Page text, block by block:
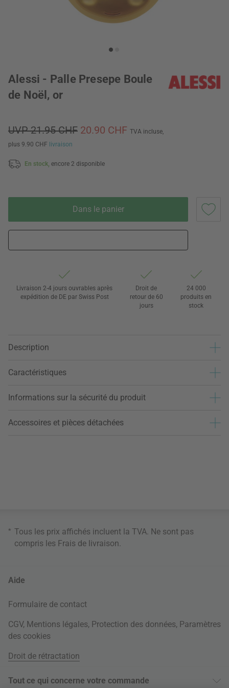
Alessi - Palle Presepe Boule
de Noël, or
UVP 21.95 CHF 20.90 CHF TVA incluse,
plus 9.90 CHF livraison
En stock, encore 2 disponible
Dans le panier
Livraison 2-4 jours ouvrables après
expédition de DE par Swiss Post
Droit de
retour de 60
jours
24 000
produits en
stock
Description
Caractéristiques
Informations sur la sécurité du produit
Accessoires et pièces détachées
* Tous les prix affichés incluent la TVA. Ne sont pas
compris les Frais de livraison
Aide
Formulaire de contact
CGV, Mentions légales, Protection des données, Paramètres
des cookies
Droit de rétractation
Tout ce qui concerne votre commande